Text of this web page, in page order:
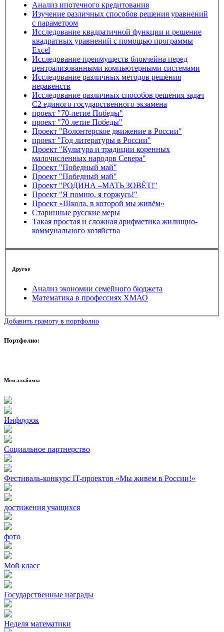
Анализ ипотечного кредитования
Изучение различных способов решения уравнений
с параметром
Исследование квадратичной функции и решение
квадратных уравнений с помощью программы
Exсel
Исследование преимуществ блокчейна перед
централизованными компьютерными системами
Исследование различных методов решения
неравенств
Исследование различных способов решения задач
С2 единого государственного экзамена
проект "70-летие Победы"
проект "70 летие Победы"
Проект "Волонтерское движение в России"
проект "Год литературы в России"
Проект "Культура и традиции коренных
малочисленных народов Севера"
Проект "Победный май"
Проект "Победный май"
Проект "РОДИНА –МАТЬ ЗОВЁТ!"
Проект "Я помню, я горжусь!"
Проект «Школа, в которой мы живём»
Старинные русские меры
Такая простая и сложная арифметика жилищно-
коммунального хозяйства
Другое
Анализ экономии семейного бюджета
Математика в профессиях ХМАО
Добавить грамоту в портфолио
Портфолио:
Мои альбомы
Инфоурок
Социальное партнерство
Фестиваль-конкурс IT-проектов «Мы живем в России!»
достижения учащихся
фото
Мой класс
Государственные награды
Неделя математики